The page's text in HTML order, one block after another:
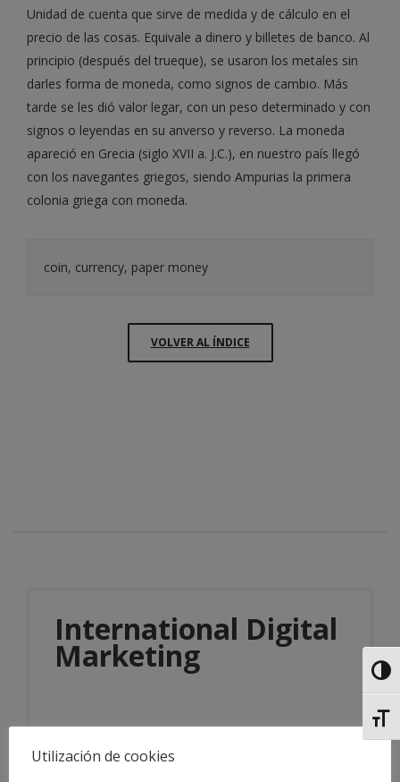
Unidad de cuenta que sirve de medida y de cálculo en el
precio de las cosas. Equivale a dinero y billetes de banco. Al
principio (después del trueque), se usaron los metales sin
darles forma de moneda, como signos de cambio. Más
tarde se les dió valor legar, con un peso determinado y con
signos o leyendas en su anverso y reverso. La moneda
apareció en Grecia (siglo XVII a. J.C.), en nuestro país llegó
con los navegantes griegos, siendo Ampurias la primera
colonia griega con moneda.
coin, currency, paper money
VOLVER AL ÍNDICE
International Digital
Marketing
Utilización de cookies